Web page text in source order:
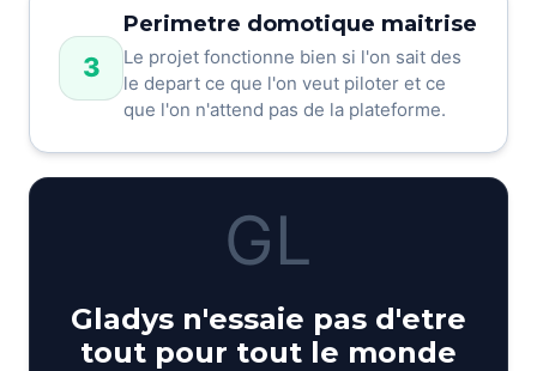
3
Perimetre domotique maitrise
Le projet fonctionne bien si l'on sait des
le depart ce que l'on veut piloter et ce
que l'on n'attend pas de la plateforme.
GL
Gladys n'essaie pas d'etre
tout pour tout le monde